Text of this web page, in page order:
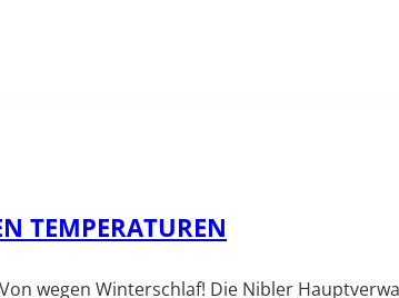
TEMPERATUREN
wegen Winterschlaf! Die Nibler